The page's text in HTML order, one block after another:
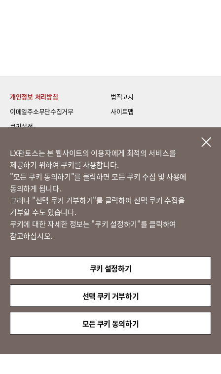
개인정보 처리방침
법적고지
이메일주소무단수집거부
사이트맵
쿠키설정
LG 베스트 케어 이전설치
고객의 소리
정도경영 신문고
(주)LX판토스 사업자등록번호 : 116-81-31734
서울시 종로구 새문안로 58
대표전화 :02-3771-2114
해외직구 문의 : 02-3771-2013 / 2014
© LX Pantos Co., Ltd. All rights reserved.
LX판토스는 본 웹사이트의 이용자에게 최적의 서비스를
제공하기 위하여 쿠키를 사용합니다.
​"모든 쿠키 동의하기"를 클릭하면 모든 쿠키 수집 및 사용에
동의하게 됩니다.
그러나 "선택 쿠키 거부하기"를 클릭하여 선택 쿠키 수집을
거부할 수도 있습니다.
쿠키에 대한 자세한 정보는 "쿠키 설정하기"를 클릭하여
참고하십시오.
쿠키 설정하기
선택 쿠키 거부하기
모든 쿠키 동의하기